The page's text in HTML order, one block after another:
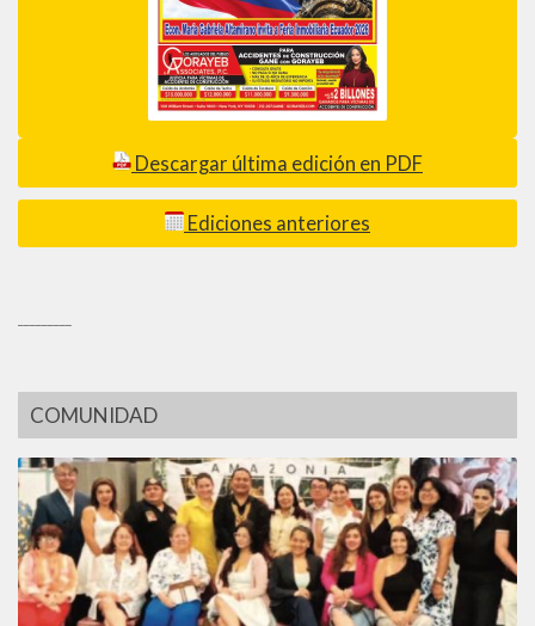
Descargar última edición en PDF
Ediciones anteriores
COMUNIDAD